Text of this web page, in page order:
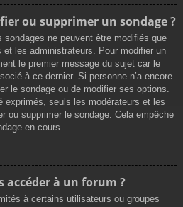
ou supprimer un sondage ?
ne peuvent être modifiés que
et les administrateurs. Pour modifier un
le premier message du sujet car le
à ce dernier. Si personne n’a encore
le sondage ou de modifier ses options.
exprimés, seuls les modérateurs et les
ou supprimer le sondage. Cela empêche
en cours.
accéder à un forum ?
à certains utilisateurs ou groupes